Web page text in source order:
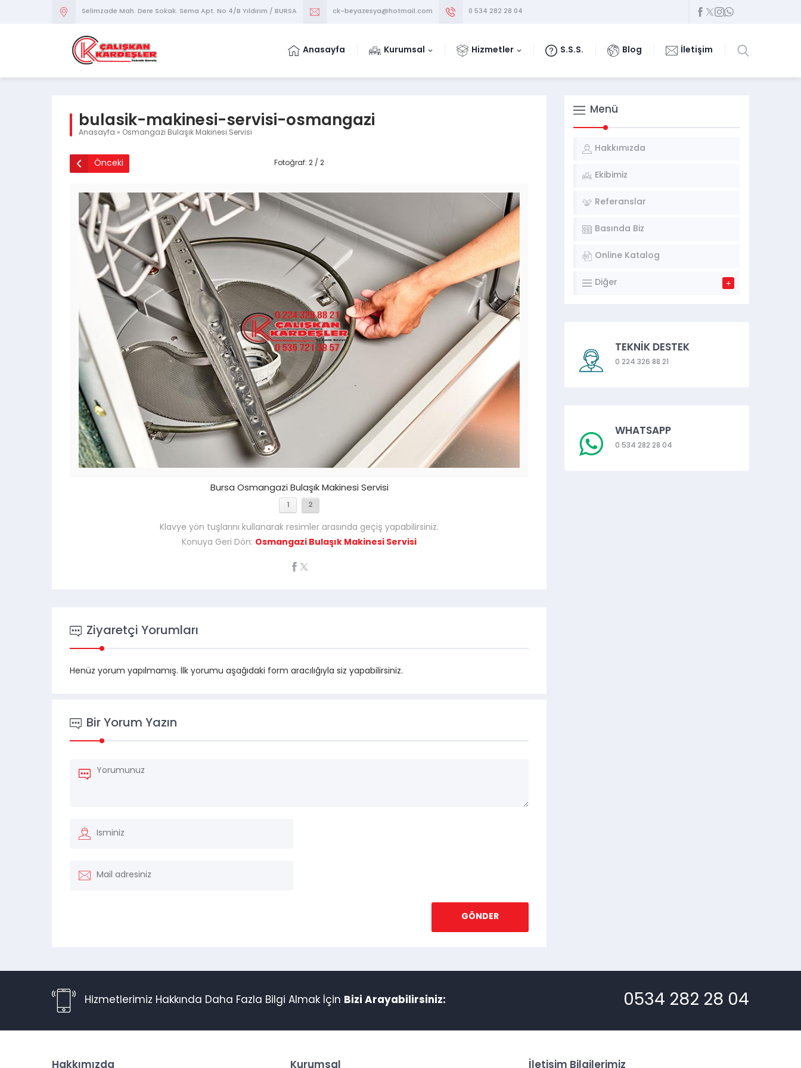
Selimzade Mah. Dere Sokak. Sema Apt. No 4/B Yıldırım / BURSA ck-beyazesya@hotmail.com 0 534 282 28 04
Anasayfa Kurumsal Hizmetler S.S.S. Blog İletişim
bulasik-makinesi-servisi-osmangazi
Anasayfa » Osmangazi Bulaşık Makinesi Servisi
Önceki Fotoğraf: 2 / 2
Bursa Osmangazi Bulaşık Makinesi Servisi
1 2
Klavye yön tuşlarını kullanarak resimler arasında geçiş yapabilirsiniz.
Konuya Geri Dön: Osmangazi Bulaşık Makinesi Servisi
Ziyaretçi Yorumları
Henüz yorum yapılmamış. İlk yorumu aşağıdaki form aracılığıyla siz yapabilirsiniz.
Bir Yorum Yazın
Menü
Hakkımızda
Ekibimiz
Referanslar
Basında Biz
Online Katalog
Diğer
TEKNİK DESTEK
0 224 326 88 21
WHATSAPP
0 534 282 28 04
Hizmetlerimiz Hakkında Daha Fazla Bilgi Almak İçin Bizi Arayabilirsiniz: 0534 282 28 04
Hakkımızda Kurumsal İletişim Bilgilerimiz